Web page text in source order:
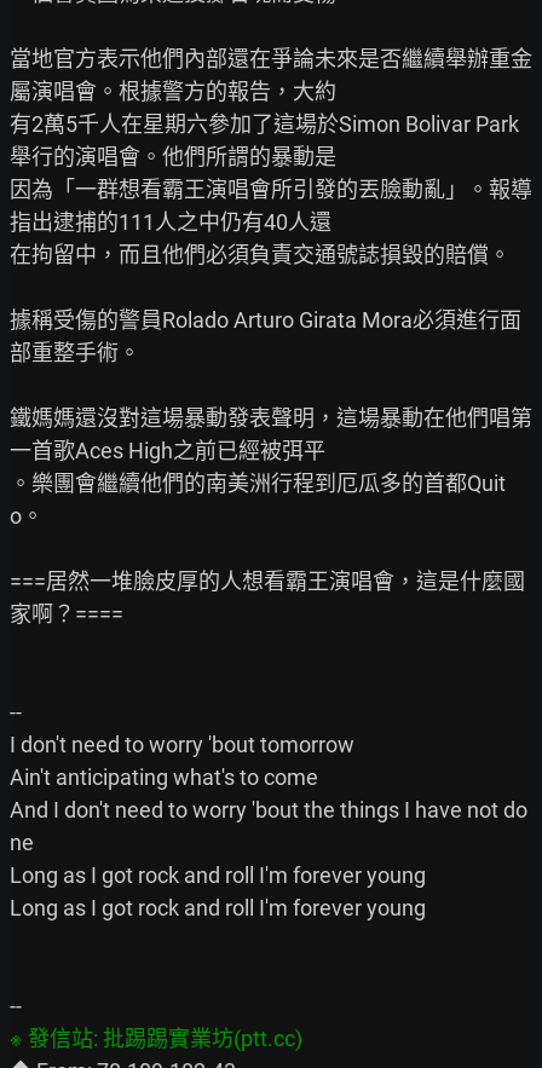
當地官方表示他們內部還在爭論未來是否繼續舉辦重金
屬演唱會。根據警方的報告，大約
有2萬5千人在星期六參加了這場於Simon Bolivar Park
舉行的演唱會。他們所謂的暴動是
因為「一群想看霸王演唱會所引發的丟臉動亂」。報導
指出逮捕的111人之中仍有40人還
在拘留中，而且他們必須負責交通號誌損毀的賠償。
據稱受傷的警員Rolado Arturo Girata Mora必須進行面
部重整手術。
鐵媽媽還沒對這場暴動發表聲明，這場暴動在他們唱第
一首歌Aces High之前已經被弭平
。樂團會繼續他們的南美洲行程到厄瓜多的首都Quit
o。
===居然一堆臉皮厚的人想看霸王演唱會，這是什麼國
家啊？====
--
I don't need to worry 'bout tomorrow
Ain't anticipating what's to come
And I don't need to worry 'bout the things I have not do
ne
Long as I got rock and roll I'm forever young
Long as I got rock and roll I'm forever young